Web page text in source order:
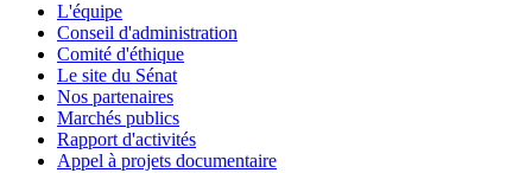
L'équipe
Conseil d'administration
Comité d'éthique
Le site du Sénat
Nos partenaires
Marchés publics
Rapport d'activités
Appel à projets documentaire